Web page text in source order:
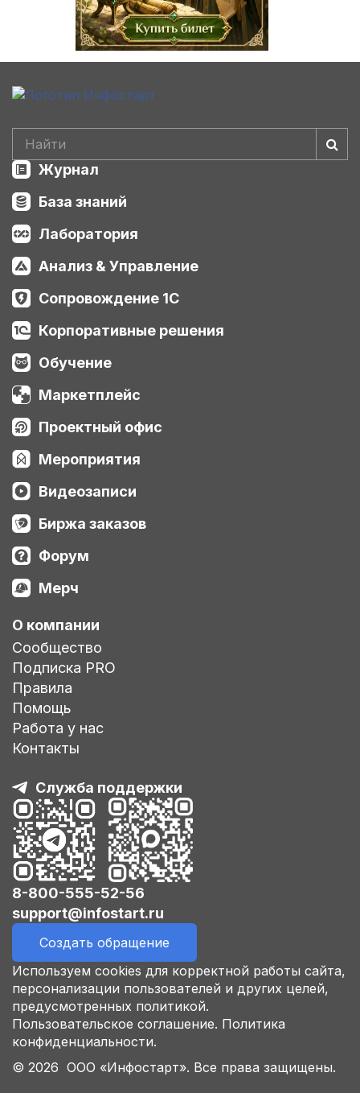
Журнал
База знаний
Лаборатория
Анализ & Управление
Сопровождение 1С
Корпоративные решения
Обучение
Маркетплейс
Проектный офис
Мероприятия
Видеозаписи
Биржа заказов
Форум
Мерч
О компании
Сообщество
Подписка PRO
Правила
Помощь
Работа у нас
Контакты
Служба поддержки
8-800-555-52-56
support@infostart.ru
Создать обращение
Используем cookies для корректной работы сайта,
персонализации пользователей и других целей,
предусмотренных политикой.
Пользовательское соглашение. Политика
конфиденциальности.
© 2026 ООО «Инфостарт». Все права защищены.